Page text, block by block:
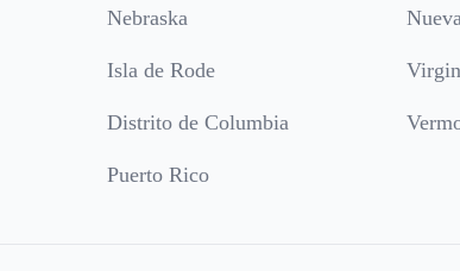
Nebraska
Isla de Rode
Distrito de Columbia
Puerto Rico